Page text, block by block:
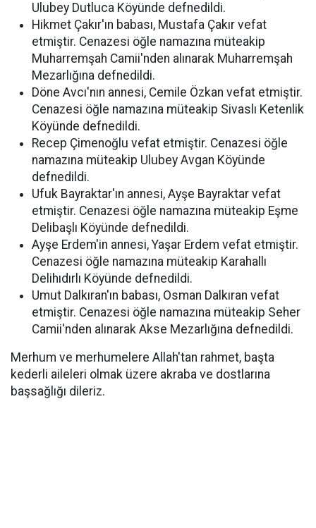
Ulubey Dutluca Köyünde defnedildi.
Hikmet Çakır'ın babası, Mustafa Çakır vefat
etmiştir. Cenazesi öğle namazına müteakip
Muharremşah Camii'nden alınarak Muharremşah
Mezarlığına defnedildi.
Döne Avcı'nın annesi, Cemile Özkan vefat etmiştir.
Cenazesi öğle namazına müteakip Sivaslı Ketenlik
Köyünde defnedildi.
Recep Çimenoğlu vefat etmiştir. Cenazesi öğle
namazına müteakip Ulubey Avgan Köyünde
defnedildi.
Ufuk Bayraktar'ın annesi, Ayşe Bayraktar vefat
etmiştir. Cenazesi öğle namazına müteakip Eşme
Delibaşlı Köyünde defnedildi.
Ayşe Erdem'in annesi, Yaşar Erdem vefat etmiştir.
Cenazesi öğle namazına müteakip Karahallı
Delihıdırlı Köyünde defnedildi.
Umut Dalkıran'ın babası, Osman Dalkıran vefat
etmiştir. Cenazesi öğle namazına müteakip Seher
Camii'nden alınarak Akse Mezarlığına defnedildi.
Merhum ve merhumelere Allah'tan rahmet, başta
kederli aileleri olmak üzere akraba ve dostlarına
başsağlığı dileriz.